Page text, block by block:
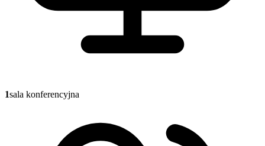
1sala konferencyjna